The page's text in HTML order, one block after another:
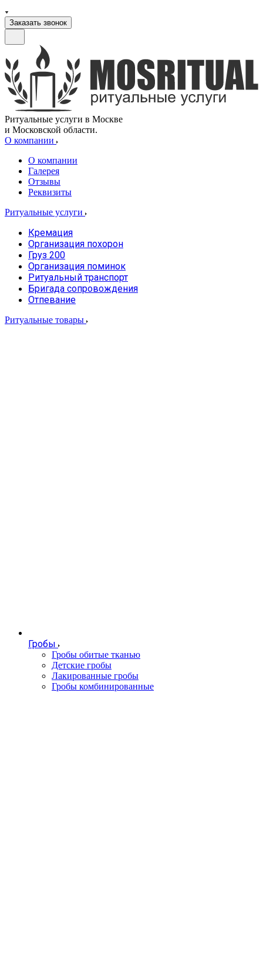
Заказать звонок
Ритуальные услуги в Москве
и Московской области.
О компании
О компании
Галерея
Отзывы
Реквизиты
Ритуальные услуги
Кремация
Организация похорон
Груз 200
Организация поминок
Ритуальный транспорт
Бригада сопровождения
Отпевание
Ритуальные товары
Гробы
Гробы обитые тканью
Детские гробы
Лакированные гробы
Гробы комбинированные